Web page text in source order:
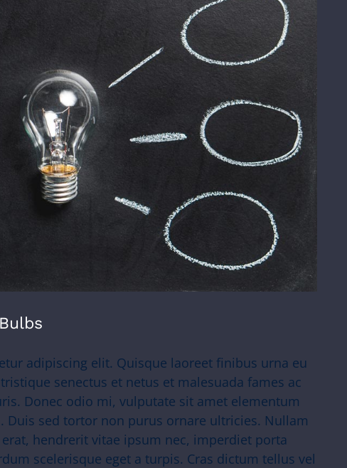
adipiscing elit. Quisque laoreet finibus urna eu
senectus et netus et malesuada fames ac
Donec odio mi, vulputate sit amet elementum
sed tortor non purus ornare ultricies. Nullam
hendrerit vitae ipsum nec, imperdiet porta
scelerisque eget a turpis. Cras dictum tellus vel